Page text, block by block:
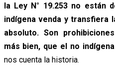
la Ley N° 19.253 no están
indígena venda y transfiera
absoluto. Son
más bien, que el no
nos cuenta la historia.